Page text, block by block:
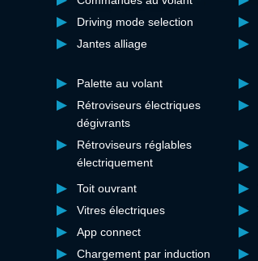
Driving mode selection
Jantes alliage
Palette au volant
Rétroviseurs électriques
dégivrants
Rétroviseurs réglables
électriquement
Toit ouvrant
Vitres électriques
App connect
Chargement par induction